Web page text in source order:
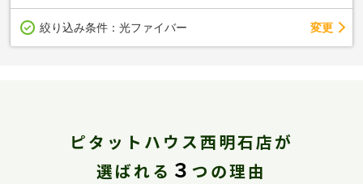
絞り込み条件： 光ファイバー 変更
ピタットハウス西明石店が
選ばれる ３ つの理由